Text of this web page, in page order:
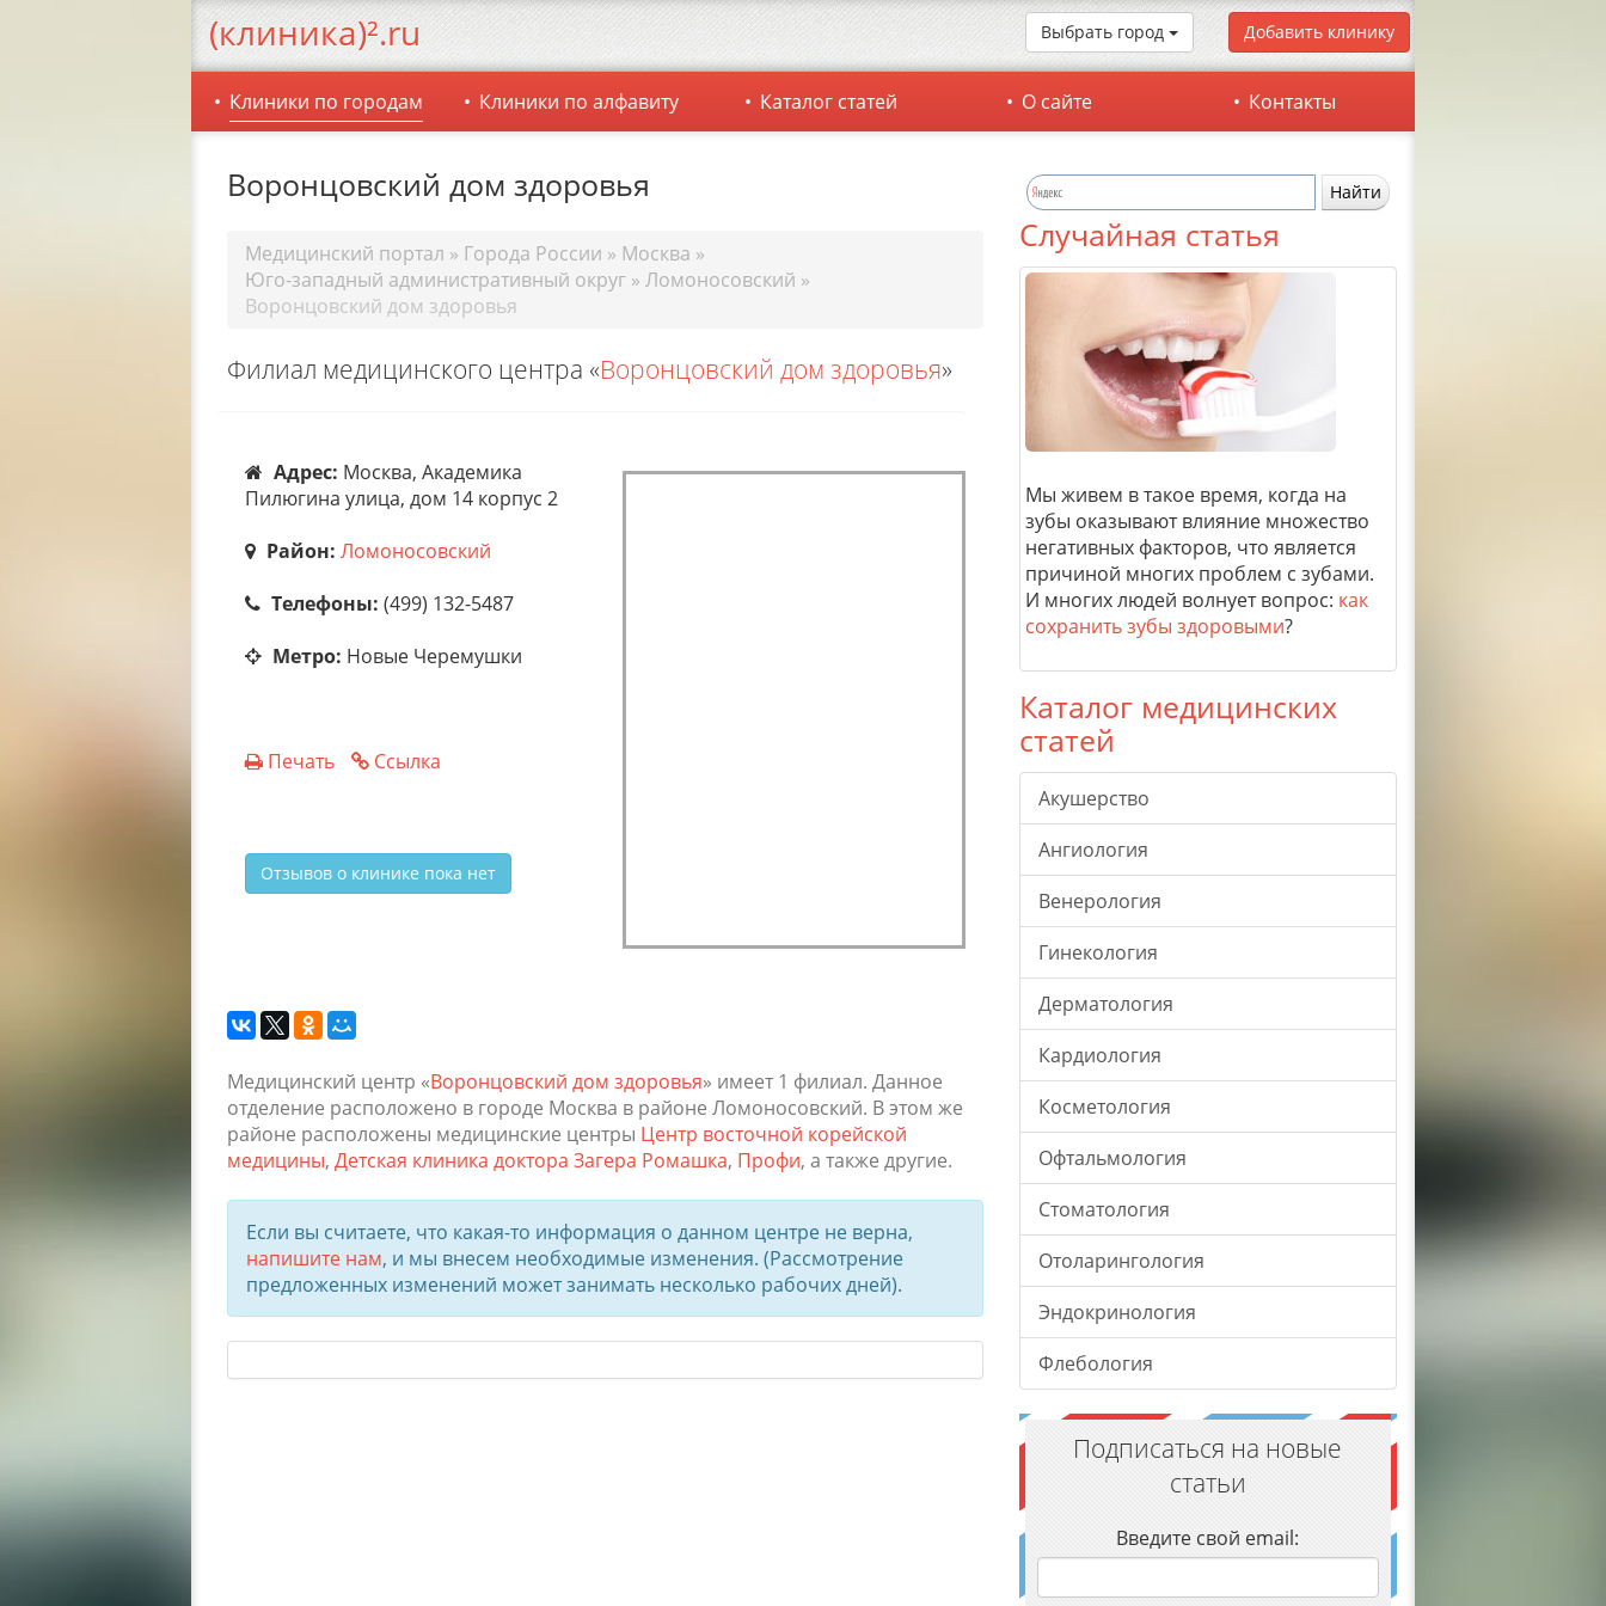
Воронцовский дом здоровья
Медицинский портал » Города России » Москва »
Юго-западный административный округ » Ломоносовский »
Воронцовский дом здоровья
Филиал медицинского центра «Воронцовский дом здоровья»
Адрес: Москва, Академика
Пилюгина улица, дом 14 корпус 2
Район: Ломоносовский
Телефоны: (499) 132-5487
Метро: Новые Черемушки
Печать Ссылка
Отзывов о клинике пока нет
Медицинский центр «Воронцовский дом здоровья» имеет 1 филиал. Данное
отделение расположено в городе Москва в районе Ломоносовский. В этом же
районе расположены медицинские центры Центр восточной корейской
медицины, Детская клиника доктора Загера Ромашка, Профи, а также другие.
Если вы считаете, что какая-то информация о данном центре не верна,
напишите нам, и мы внесем необходимые изменения. (Рассмотрение
предложенных изменений может занимать несколько рабочих дней).
Случайная статья
Мы живем в такое время, когда на
зубы оказывают влияние множество
негативных факторов, что является
причиной многих проблем с зубами.
И многих людей волнует вопрос: как
сохранить зубы здоровыми?
Каталог медицинских
статей
Акушерство
Ангиология
Венерология
Гинекология
Дерматология
Кардиология
Косметология
Офтальмология
Стоматология
Отоларингология
Эндокринология
Флебология
Подписаться на новые
статьи
Введите свой email:
(клиника)².ru Выбрать город Добавить клинику
Клиники по городам Клиники по алфавиту Каталог статей О сайте Контакты